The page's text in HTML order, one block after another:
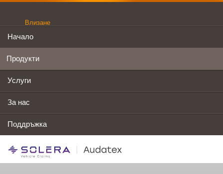
Влизане
Начало
Продукти
Услуги
За нас
Поддръжка